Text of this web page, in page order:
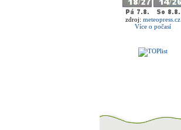
zdroj: meteopress.cz
Více o počasí